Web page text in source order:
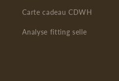
Carte cadeau CDWH
Analyse fitting selle